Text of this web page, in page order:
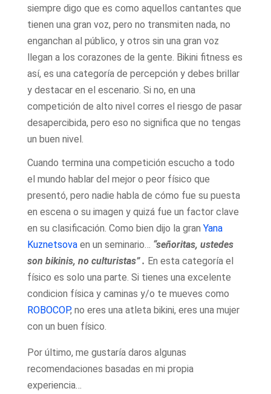
siempre digo que es como aquellos cantantes que
tienen una gran voz, pero no transmiten nada, no
enganchan al público, y otros sin una gran voz
llegan a los corazones de la gente. Bikini fitness es
así, es una categoría de percepción y debes brillar
y destacar en el escenario. Si no, en una
competición de alto nivel corres el riesgo de pasar
desapercibida, pero eso no significa que no tengas
un buen nivel.
Cuando termina una competición escucho a todo
el mundo hablar del mejor o peor físico que
presentó, pero nadie habla de cómo fue su puesta
en escena o su imagen y quizá fue un factor clave
en su clasificación. Como bien dijo la gran Yana
Kuznetsovaen un seminario… “señoritas, ustedes
son bikinis, no culturistas” . En esta categoría el
físico es solo una parte. Si tienes una excelente
condicion física y caminas y/o te mueves como
ROBOCOP, no eres una atleta bikini, eres una mujer
con un buen físico.
Por último, me gustaría daros algunas
recomendaciones basadas en mi propia
experiencia…